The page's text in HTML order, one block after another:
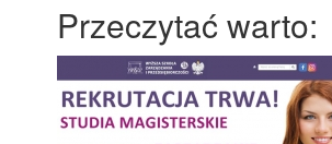
Przeczytać warto: